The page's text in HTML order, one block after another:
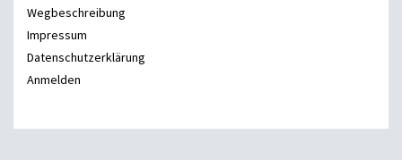
Wegbeschreibung
Impressum
Datenschutzerklärung
Anmelden